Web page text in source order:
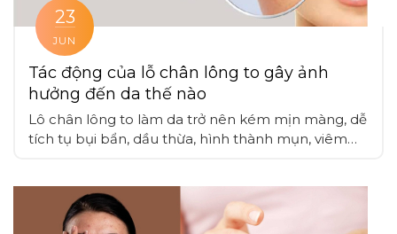
23
JUN
Tác động của lỗ chân lông to gây ảnh
hưởng đến da thế nào
Lô chân lông to làm da trở nên kém mịn màng, dễ
tích tụ bụi bẩn, dầu thừa, hình thành mụn, viêm
trạng này, cùng các liệu pháp điều trị da khác